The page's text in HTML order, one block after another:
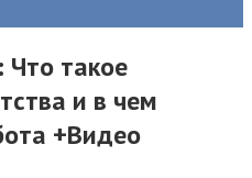
Что такое
и в чем
+Видео